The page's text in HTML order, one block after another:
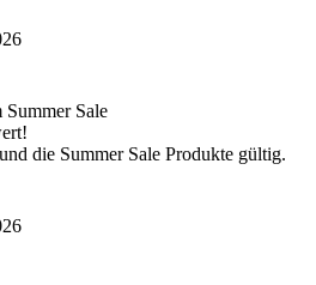
Sale
die Summer Sale Produkte gültig.